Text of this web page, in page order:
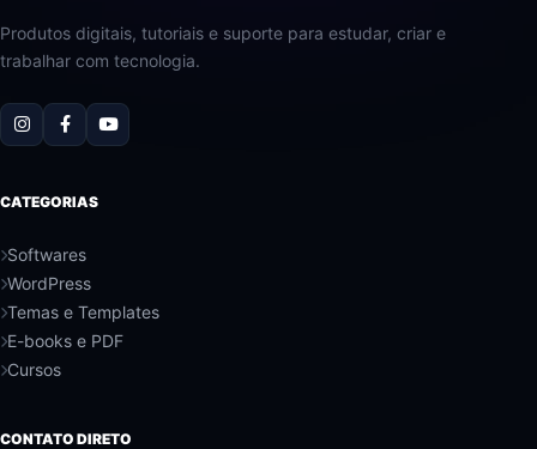
Produtos digitais, tutoriais e suporte para estudar, criar e
trabalhar com tecnologia.
CATEGORIAS
Softwares
WordPress
Temas e Templates
E-books e PDF
Cursos
CONTATO DIRETO